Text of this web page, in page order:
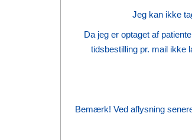
Jeg kan ikke
Da jeg er optaget af
tidsbestilling pr. mail ikke
Bemærk! Ved aflysning